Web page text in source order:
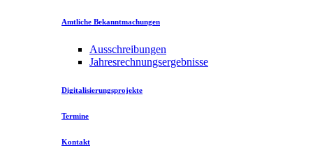
Amtliche Bekanntmachungen
Ausschreibungen
Jahresrechnungsergebnisse
Digitalisierungsprojekte
Termine
Kontakt